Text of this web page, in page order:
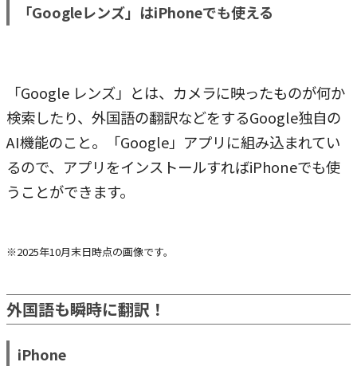
「Googleレンズ」はiPhoneでも使える
「Google レンズ」とは、カメラに映ったものが何か
検索したり、外国語の翻訳などをするGoogle独自の
AI機能のこと。「Google」アプリに組み込まれてい
るので、アプリをインストールすればiPhoneでも使
うことができます。
※2025年10月末日時点の画像です。
外国語も瞬時に翻訳！
iPhone